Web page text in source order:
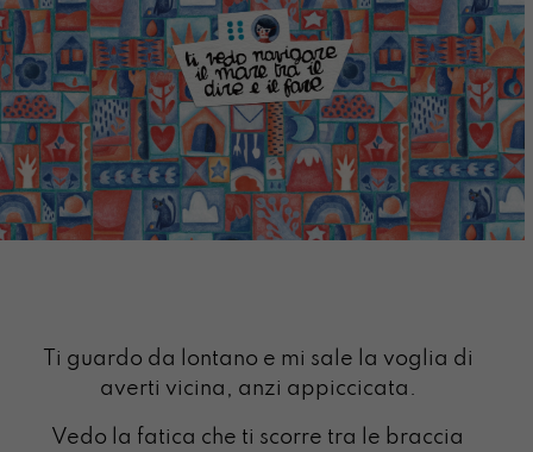
Ti guardo da lontano e mi sale la voglia di
averti vicina, anzi appiccicata.
Vedo la fatica che ti scorre tra le braccia